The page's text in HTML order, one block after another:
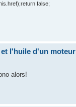
false;
l'huile d'un moteur
alors!